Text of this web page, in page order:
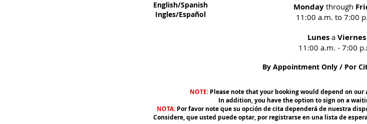
English/Spanish
Ingles/Español
Monday through
11:00 a.m. to 7:00
Lunesa Viernes
11:00 a.m. - 7:00
By Appointment Only / Por
NOTE: Please note that your booking would depend on
In addition, you have the option to sign on a
NOTA:Por favor note que su opción de cita dependerá de nuestra
Considere, que usted puede optar, por registrarse en una lista de